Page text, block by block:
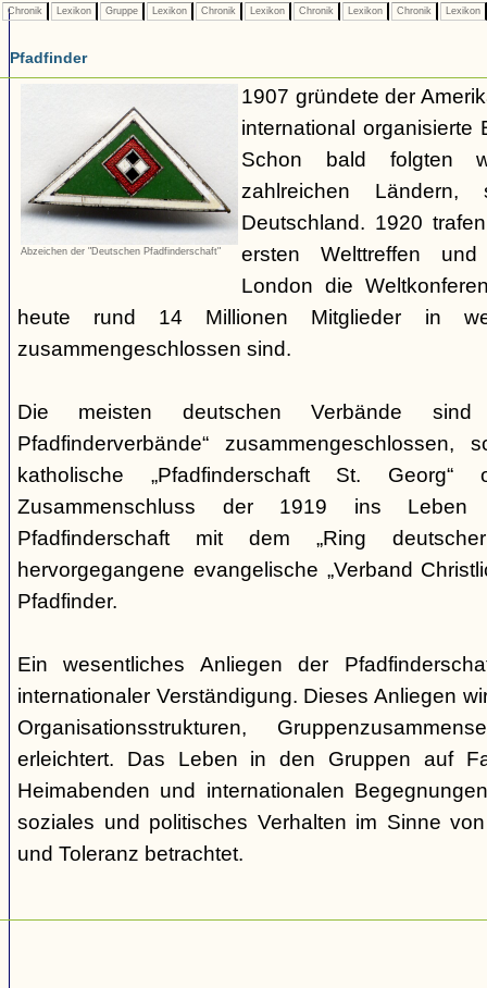
Chronik Lexikon Gruppe Lexikon Chronik Lexikon Chronik Lexikon Chronik Lexikon
Pfadfinder
Abzeichen der "Deutschen Pfadfinderschaft"
1907 gründete der
international organisierte
Schon bald folgten
zahlreichen
Deutschland. 1920
ersten Welttreffen
London die
heute rund 14 Millionen Mitglieder in
zusammengeschlossen sind.
Die meisten deutschen Verbände
Pfadfinderverbände“
katholische „Pfadfinderschaft St.
Zusammenschluss der 1919 ins Leben
Pfadfinderschaft mit dem „Ring deutscher
hervorgegangene evangelische „Verband
Pfadfinder.
Ein wesentliches Anliegen der
internationaler Verständigung. Dieses Anliegen
Organisationsstrukturen,
erleichtert. Das Leben in den Gruppen auf
Heimabenden und internationalen
soziales und politisches Verhalten im Sinne
und Toleranz betrachtet.